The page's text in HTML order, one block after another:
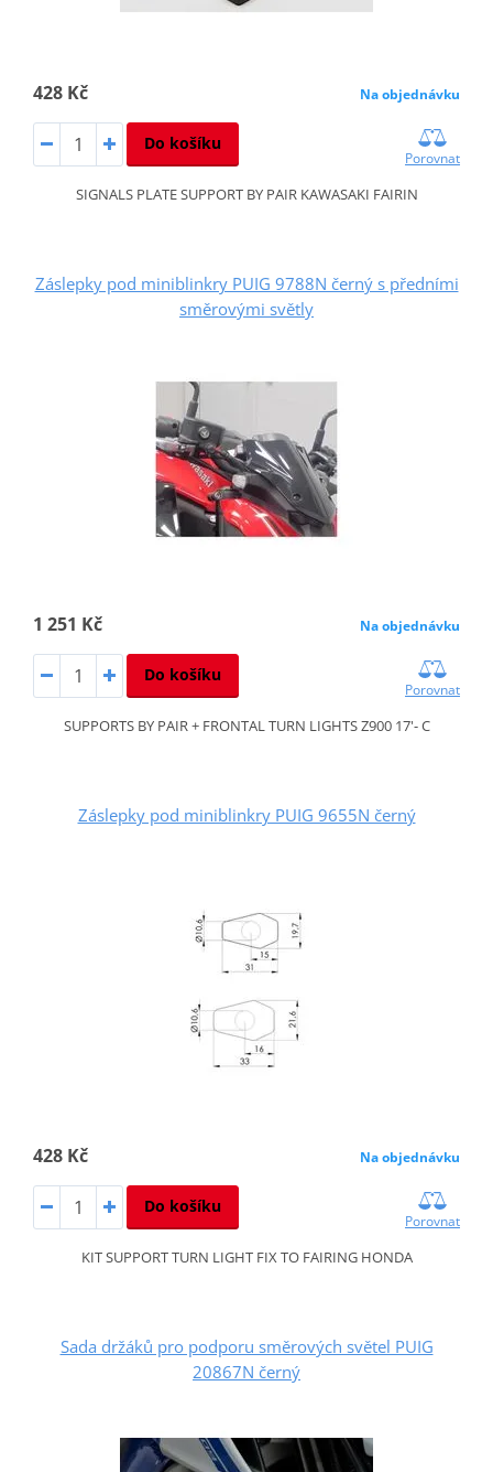
428 Kč Na objednávku
Do košíku
Porovnat
SIGNALS PLATE SUPPORT BY PAIR KAWASAKI FAIRIN
Záslepky pod miniblinkry PUIG 9788N černý s předními
směrovými světly
1 251 Kč Na objednávku
Do košíku
Porovnat
SUPPORTS BY PAIR + FRONTAL TURN LIGHTS Z900 17'- C
Záslepky pod miniblinkry PUIG 9655N černý
428 Kč Na objednávku
Do košíku
Porovnat
KIT SUPPORT TURN LIGHT FIX TO FAIRING HONDA
Sada držáků pro podporu směrových světel PUIG
20867N černý